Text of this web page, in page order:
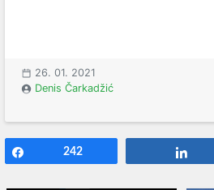
26. 01. 2021
Denis Čarkadžić
242